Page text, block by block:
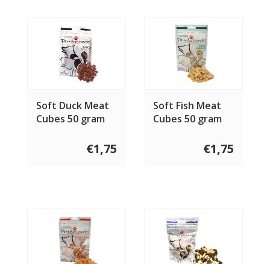
Soft Duck Meat
Cubes 50 gram
€1,75
Soft Fish Meat
Cubes 50 gram
€1,75